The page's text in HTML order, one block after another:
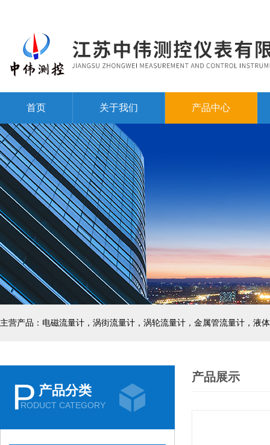
首页 关于我们 产品中心
主营产品：电磁流量计，涡街流量计，涡轮流量计，金属管流量计，液
P 产品分类
RODUCT CATEGORY
产品展示